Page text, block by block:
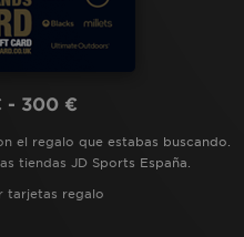
- 300 €
el regalo que estabas buscando.
tiendas JD Sports España.
tarjetas regalo